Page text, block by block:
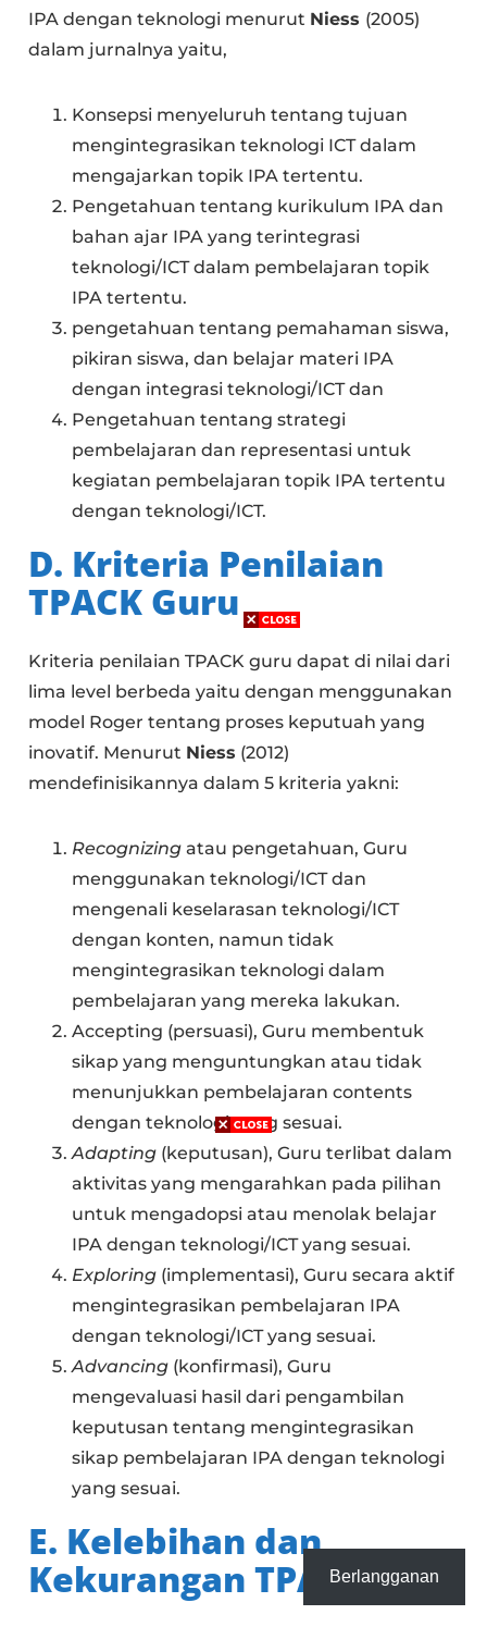
IPA dengan teknologi menurut Niess (2005)
dalam jurnalnya yaitu,
Konsepsi menyeluruh tentang tujuan
mengintegrasikan teknologi ICT dalam
mengajarkan topik IPA tertentu.
Pengetahuan tentang kurikulum IPA dan
bahan ajar IPA yang terintegrasi
teknologi/ICT dalam pembelajaran topik
IPA tertentu.
pengetahuan tentang pemahaman siswa,
pikiran siswa, dan belajar materi IPA
dengan integrasi teknologi/ICT dan
Pengetahuan tentang strategi
pembelajaran dan representasi untuk
kegiatan pembelajaran topik IPA tertentu
dengan teknologi/ICT.
D. Kriteria Penilaian
TPACK Guru
Kriteria penilaian TPACK guru dapat di nilai dari
lima level berbeda yaitu dengan menggunakan
model Roger tentang proses keputuah yang
inovatif. Menurut Niess (2012)
mendefinisikannya dalam 5 kriteria yakni:
Recognizing atau pengetahuan, Guru
menggunakan teknologi/ICT dan
mengenali keselarasan teknologi/ICT
dengan konten, namun tidak
mengintegrasikan teknologi dalam
pembelajaran yang mereka lakukan.
Accepting (persuasi), Guru membentuk
sikap yang menguntungkan atau tidak
menunjukkan pembelajaran contents
dengan teknologi yang sesuai.
Adapting (keputusan), Guru terlibat dalam
aktivitas yang mengarahkan pada pilihan
untuk mengadopsi atau menolak belajar
IPA dengan teknologi/ICT yang sesuai.
Exploring (implementasi), Guru secara aktif
mengintegrasikan pembelajaran IPA
dengan teknologi/ICT yang sesuai.
Advancing (konfirmasi), Guru
mengevaluasi hasil dari pengambilan
keputusan tentang mengintegrasikan
sikap pembelajaran IPA dengan teknologi
yang sesuai.
E. Kelebihan dan
Kekurangan TPACKBerlangganan